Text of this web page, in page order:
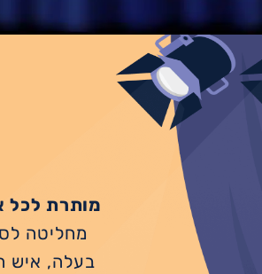
מותרת לכל
מחליטה
בעלה, איש